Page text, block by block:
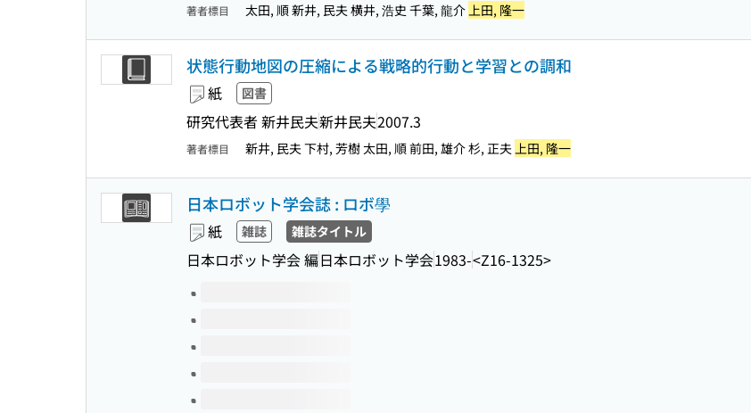
著者標目 太田, 順 新井, 民夫 横井, 浩史 千葉, 龍介上田, 隆一
状態行動地図の圧縮による戦略的行動と学習との調和
紙 図書
研究代表者 新井民夫新井民夫2007.3
著者標目 新井, 民夫 下村, 芳樹 太田, 順 前田, 雄介 杉, 正夫 上田, 隆一
日本ロボット学会誌 : ロボ學
紙 雑誌 雑誌タイトル
日本ロボット学会 編日本ロボット学会1983-<Z16-1325>
このタイトルの巻号